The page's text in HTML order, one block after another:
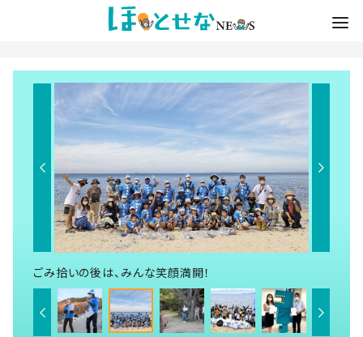
ごみ拾いの後は、みんな笑顔満開！